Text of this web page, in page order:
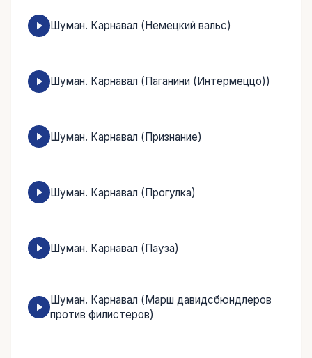
Шуман. Карнавал (Немецкий вальс)
Шуман. Карнавал (Паганини (Интермеццо))
Шуман. Карнавал (Признание)
Шуман. Карнавал (Прогулка)
Шуман. Карнавал (Пауза)
Шуман. Карнавал (Марш давидсбюндлеров
против филистеров)